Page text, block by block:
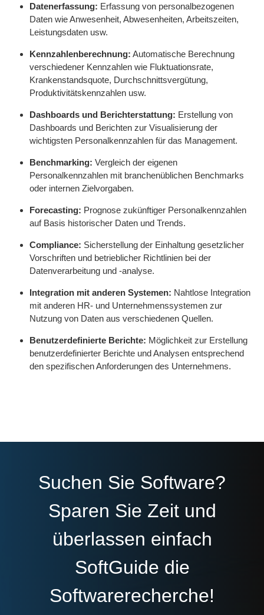
Datenerfassung: Erfassung von personalbezogenen
Daten wie Anwesenheit, Abwesenheiten, Arbeitszeiten,
Leistungsdaten usw.
Kennzahlenberechnung: Automatische Berechnung
verschiedener Kennzahlen wie Fluktuationsrate,
Krankenstandsquote, Durchschnittsvergütung,
Produktivitätskennzahlen usw.
Dashboards und Berichterstattung: Erstellung von
Dashboards und Berichten zur Visualisierung der
wichtigsten Personalkennzahlen für das Management.
Benchmarking: Vergleich der eigenen
Personalkennzahlen mit branchenüblichen Benchmarks
oder internen Zielvorgaben.
Forecasting: Prognose zukünftiger Personalkennzahlen
auf Basis historischer Daten und Trends.
Compliance: Sicherstellung der Einhaltung gesetzlicher
Vorschriften und betrieblicher Richtlinien bei der
Datenverarbeitung und -analyse.
Integration mit anderen Systemen: Nahtlose Integration
mit anderen HR- und Unternehmenssystemen zur
Nutzung von Daten aus verschiedenen Quellen.
Benutzerdefinierte Berichte: Möglichkeit zur Erstellung
benutzerdefinierter Berichte und Analysen entsprechend
den spezifischen Anforderungen des Unternehmens.
Suchen Sie Software?
Sparen Sie Zeit und
überlassen einfach
SoftGuide die
Softwarerecherche!